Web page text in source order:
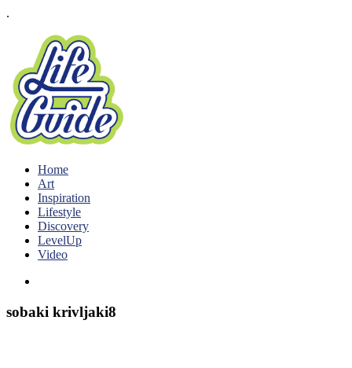
.
Home
Art
Inspiration
Lifestyle
Discovery
LevelUp
Video
sobaki krivljaki8